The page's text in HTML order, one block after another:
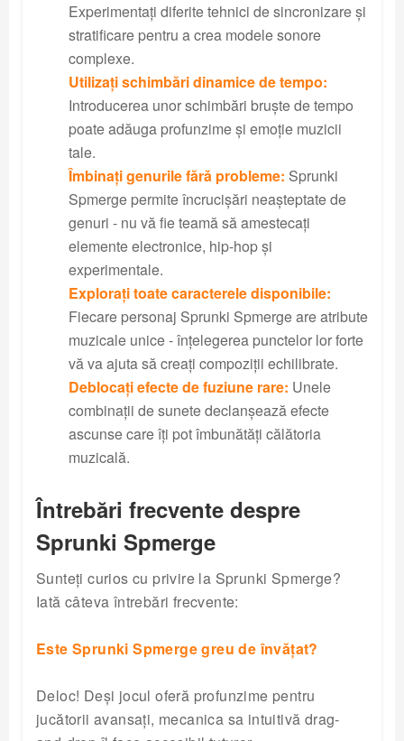
Experimentați diferite tehnici de sincronizare și
stratificare pentru a crea modele sonore
complexe.
Utilizați schimbări dinamice de tempo:
Introducerea unor schimbări bruște de tempo
poate adăuga profunzime și emoție muzicii
tale.
Îmbinați genurile fără probleme: Sprunki
Spmerge permite încrucișări neașteptate de
genuri - nu vă fie teamă să amestecați
elemente electronice, hip-hop și
experimentale.
Explorați toate caracterele disponibile:
Fiecare personaj Sprunki Spmerge are atribute
muzicale unice - înțelegerea punctelor lor forte
vă va ajuta să creați compoziții echilibrate.
Deblocați efecte de fuziune rare: Unele
combinații de sunete declanșează efecte
ascunse care îți pot îmbunătăți călătoria
muzicală.
Întrebări frecvente despre
Sprunki Spmerge
Sunteți curios cu privire la Sprunki Spmerge?
Iată câteva întrebări frecvente:
Este Sprunki Spmerge greu de învățat?
Deloc! Deși jocul oferă profunzime pentru
jucătorii avansați, mecanica sa intuitivă drag-